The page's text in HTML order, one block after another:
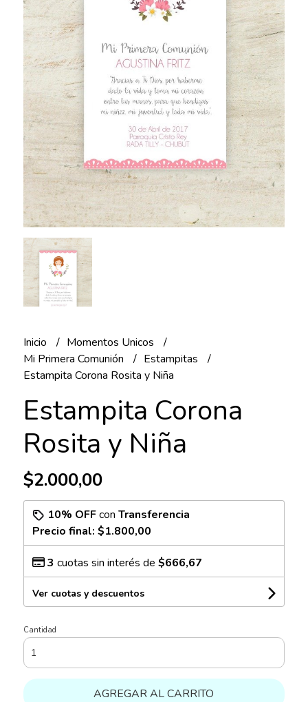
Inicio
Momentos Unicos
Mi Primera Comunión
Estampitas
Estampita Corona Rosita y Niña
Estampita Corona
Rosita y Niña
$2.000,00
10% OFFcon Transferencia
Precio final: $1.800,00
3 cuotas sin interés de $666,67
Ver cuotas y descuentos
Cantidad
AGREGAR AL CARRITO